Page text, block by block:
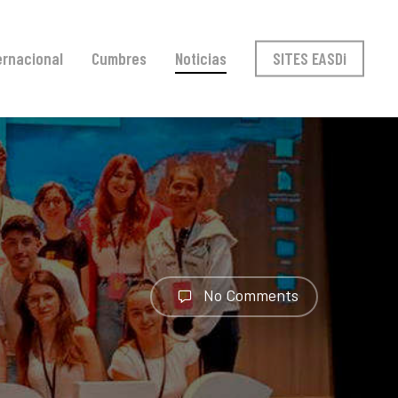
Cumbres Noticias SITES EASDi
No Comments